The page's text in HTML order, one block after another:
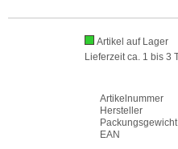
Artikel auf Lager
Lieferzeit ca. 1 bis 3
Artikelnummer
Hersteller
Packungsgewicht
EAN